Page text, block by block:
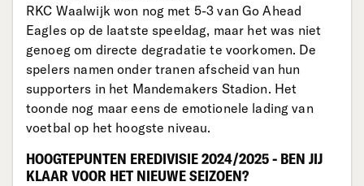
RKC Waalwijk won nog met 5-3 van Go Ahead
Eagles op de laatste speeldag, maar het was niet
genoeg om directe degradatie te voorkomen. De
spelers namen onder tranen afscheid van hun
supporters in het Mandemakers Stadion. Het
toonde nog maar eens de emotionele lading van
voetbal op het hoogste niveau.
HOOGTEPUNTEN EREDIVISIE 2024/2025 - BEN JIJ
KLAAR VOOR HET NIEUWE SEIZOEN?